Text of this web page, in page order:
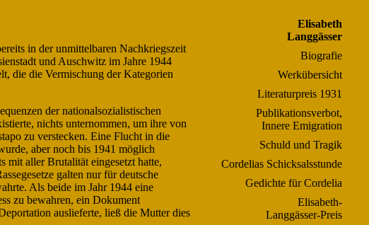
in der unmittelbaren Nachkriegszeit
und Auschwitz im Jahre 1944
die die Vermischung der Kategorien
der nationalsozialistischen
nichts unternommen, um ihre von
zu verstecken. Eine Flucht in die
aber noch bis 1941 möglich
mit aller Brutalität eingesetzt hatte,
galten nur für deutsche
Als beide im Jahr 1944 eine
zu bewahren, ein Dokument
auslieferte, ließ die Mutter dies
Elisabeth
Langgässer
Biografie
Werkübersicht
Literaturpreis 1931
Publikationsverbot,
Innere Emigration
Schuld und Tragik
Cordelias Schicksalsstunde
Gedichte für Cordelia
Elisabeth-
Langgässer-Preis